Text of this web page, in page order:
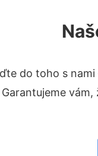
do toho s nami